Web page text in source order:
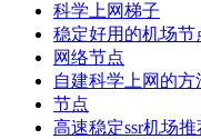
科学上网梯子
稳定好用的机场节
网络节点
自建科学上网的方
节点
高速稳定ssr机场推